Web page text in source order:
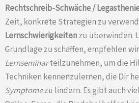
Rechtschreib-Schwäche /
Zeit, konkrete Strategien zu
Lernschwierigkeitenzu überwinden.
Grundlage zu schaffen, empfehlen
Lernseminarteilzunehmen, um die
Techniken kennenzulernen, die Dir
Symptomezu lindern. Es gibt auch